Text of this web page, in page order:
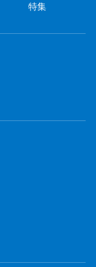
特集